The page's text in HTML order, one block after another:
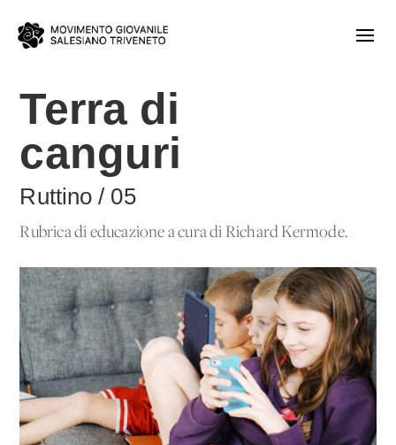
Terra di
canguri
Ruttino / 05
Rubrica di educazione a cura di Richard Kermode.